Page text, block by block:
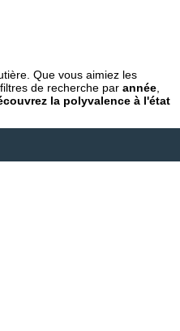
Que vous aimiez les
de recherche par année
la polyvalence à l'état